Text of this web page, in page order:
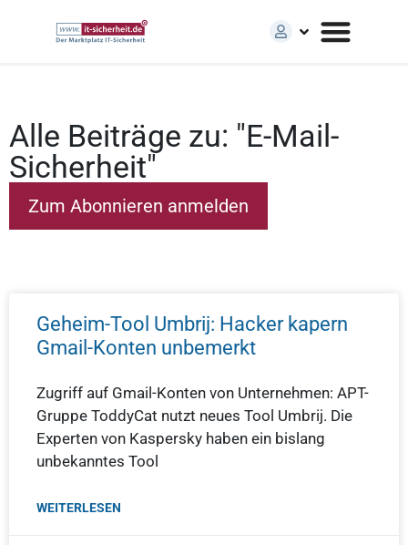
Alle Beiträge zu: "E-Mail-
Sicherheit"
Geheim-Tool Umbrij: Hacker kapern
Gmail-Konten unbemerkt
Zugriff auf Gmail-Konten von Unternehmen: APT-
Gruppe ToddyCat nutzt neues Tool Umbrij. Die
Experten von Kaspersky haben ein bislang
unbekanntes Tool
WEITERLESEN